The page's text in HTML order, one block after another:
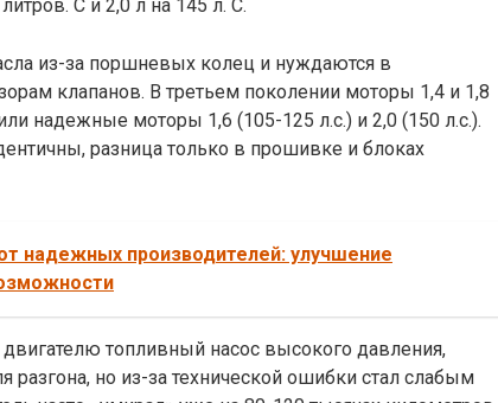
С и 2,0 л на 145 л. С.
из-за поршневых колец и нуждаются в
клапанов. В третьем поколении моторы 1,4 и 1,8
надежные моторы 1,6 (105-125 л.с.) и 2,0 (150 л.с.).
разница только в прошивке и блоках
надежных производителей: улучшение
топливный насос высокого давления,
разгона, но из-за технической ошибки стал слабым